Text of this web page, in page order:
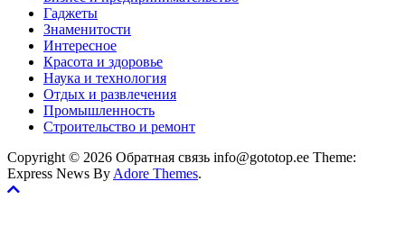
Гаджеты
Знаменитости
Интересное
Красота и здоровье
Наука и технология
Отдых и развлечения
Промышленность
Строительство и ремонт
Copyright © 2026 Обратная связь info@gototop.ee Theme:
Express News By Adore Themes.